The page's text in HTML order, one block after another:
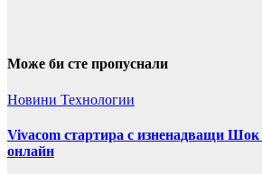
Може би сте пропуснали
Новини Технологии
Vivacom стартира с изненадващи Шок
онлайн